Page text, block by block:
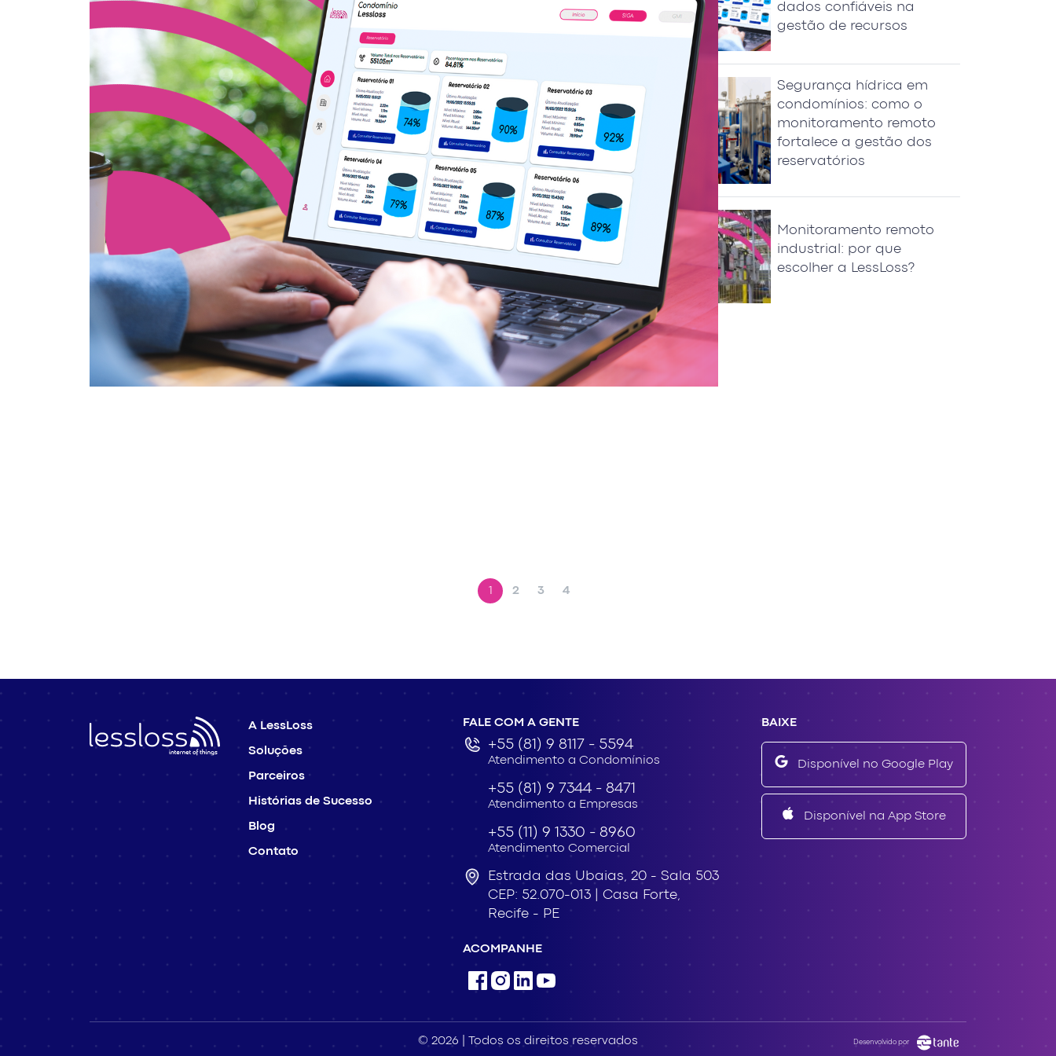
dados confiáveis na
gestão de recursos
Segurança hídrica em
condomínios: como o
monitoramento remoto
fortalece a gestão dos
reservatórios
Monitoramento remoto
industrial: por que
escolher a LessLoss?
1 2 3 4
A LessLoss
Soluções
Parceiros
Histórias de Sucesso
Blog
Contato
FALE COM A GENTE
+55 (81) 9 8117 - 5594
Atendimento a Condomínios
+55 (81) 9 7344 - 8471
Atendimento a Empresas
+55 (11) 9 1330 - 8960
Atendimento Comercial
Estrada das Ubaias, 20 - Sala 503
CEP: 52.070-013 | Casa Forte,
Recife - PE
ACOMPANHE
BAIXE
Disponível no Google Play
Disponível na App Store
© 2026 | Todos os direitos reservados Desenvolvido por